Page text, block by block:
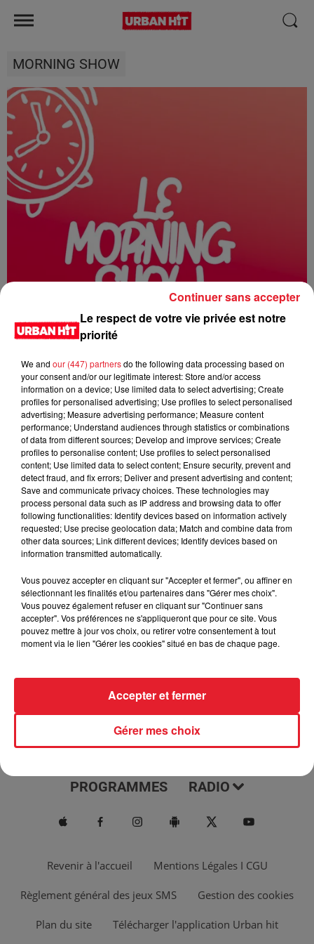
MORNING SHOW
0:00 2 min 16 sec
27 mai 2026 - 2 min 16 sec
MORNING SHOW 08H02 du 27.05.2026
Le Morning Show
ACTUS MUSIQUES
PROGRAMMES RADIO
Revenir à l'accueil Mentions Légales I CGU
Règlement général des jeux SMS Gestion des cookies
Plan du site Télécharger l'application Urban hit
Le respect de votre vie privée est notre
priorité
We and our (447) partnersdo the following data processing based on
your consent and/or our legitimate interest: Store and/or access
information on a device; Use limited data to select advertising; Create
profiles for personalised advertising; Use profiles to select personalised
advertising; Measure advertising performance; Measure content
performance; Understand audiences through statistics or combinations
of data from different sources; Develop and improve services; Create
profiles to personalise content; Use profiles to select personalised
content; Use limited data to select content; Ensure security, prevent and
detect fraud, and fix errors; Deliver and present advertising and content;
Save and communicate privacy choices. These technologies may
process personal data such as IP address and browsing data to offer
following functionalities: Identify devices based on information actively
requested; Use precise geolocation data; Match and combine data from
other data sources; Link different devices; Identify devices based on
information transmitted automatically.
Vous pouvez accepter en cliquant sur "Accepter et fermer", ou affiner en
sélectionnant les finalités et/ou partenaires dans "Gérer mes choix".
Vous pouvez également refuser en cliquant sur "Continuer sans
accepter". Vos préférences ne s'appliqueront que pour ce site. Vous
pouvez mettre à jour vos choix, ou retirer votre consentement à tout
moment via le lien "Gérer les cookies" situé en bas de chaque page.
Gérer mes choix
Accepter et fermer
Continuer sans accepter